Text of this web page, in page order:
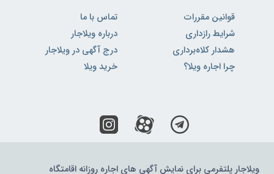
قوانین مقررات
شرایط رازداری
هشدار کلاه‌برداری
چرا اجاره ویلا؟
تماس با ما
درباره ویلاجار
درج آگهی در ویلاجار
خرید ویلا
ویلاجار پلتفرمی برای نمایش آگهی های اجاره روزانه اقامتگاه